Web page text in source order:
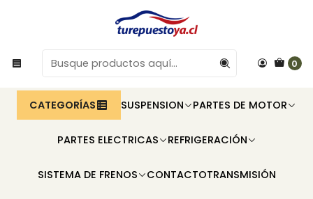
0
CATEGORÍAS SUSPENSION PARTES DE MOTOR
PARTES ELECTRICAS REFRIGERACIÓN
SISTEMA DE FRENOS CONTACTOTRANSMISIÓN